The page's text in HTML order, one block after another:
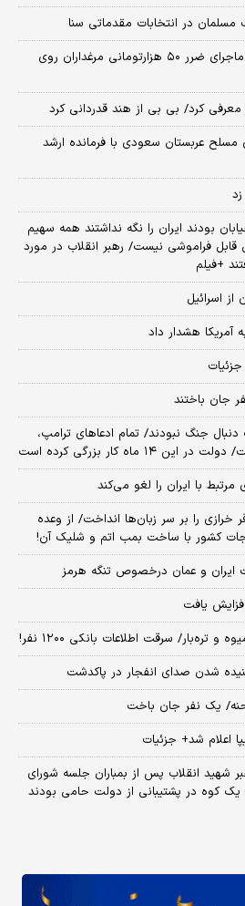
در انتخابات مقدماتی سنا
قیمت واقعی مرغ اعلام شد/ ماجرای ضرر ۵۰ هزارتومانی مرغداران روی
معرفی کرد/ بی بی از هند قدردانی کرد
مسلح عربستان سعودی با فرمانده ارشد
بودند ایران را نگه نداشتند همه سهیم
فراموشی نیست/ رهبر انقلاب در مورد
+فیلم
از اسرائیل
هشدار داد
جنگ نبودند/ تمام ادعاهای ترامپ،
کار بزرگی کرده است
مرتبط با ایران را لغو می‌کند
خرازی را بر سر زبان‌ها انداخت/ از وعده
ایران و عمان درخصوص تنگه هرمز
سرقت اطلاعات بانکی ۱۲۰۰ نفر!
شدن صدای انفجار در پاکدشت
یک نفر جان باخت
شد+ جزئیات
شهید انقلاب پس از بمباران جلسه شورای
یک کوه در پشتیبانی از دولت حامی بودند